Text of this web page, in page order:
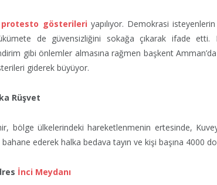
protesto gösterileri yapılıyor. Demokrasi
de güvensizliğini sokağa çıkarak ifade etti.
gibi önlemler almasına rağmen başkent
giderek büyüyor.
Rüşvet
bölge ülkelerindeki hareketlenmenin ertesinde,
ederek halka bedava tayın ve kişi başına 4000
İnci Meydanı